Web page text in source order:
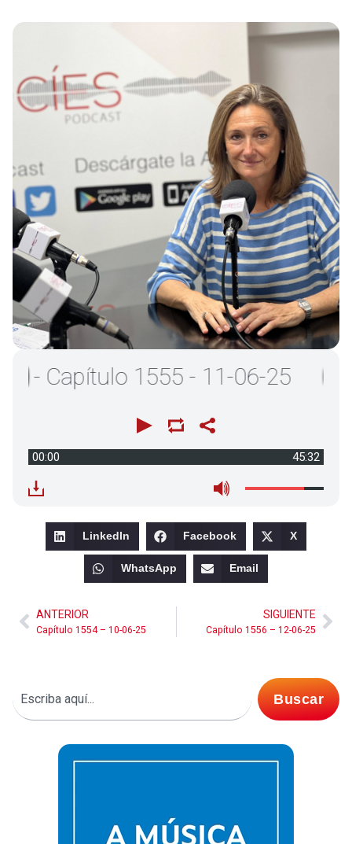
1555 - 11-06-25
00:00 45:32
LinkedIn Facebook X
WhatsApp Email
ANTERIOR
Capítulo 1554 – 10-06-25
SIGUIENTE
Capítulo 1556 – 12-06-25
Buscar